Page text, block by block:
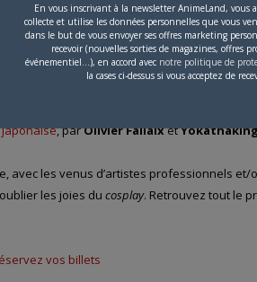
Lagann!
son fondateur Ahmed Agne
info projection ici
japonaise, parOlivier Fallaixet
avec les venus d’artistes professionnels et/
les joies du cosplay. Retrouvez tout le
vos billets
En vous inscrivant à la newsletter AnimeLand, vous
collecte et utilise les données personnelles que vous
dans le but de vous envoyer ses offres marketing
recevoir (nouvelles sorties de magazines, offres
événementiel...), en accord avec notre politique de
la cases ci-dessus si vous acceptez de